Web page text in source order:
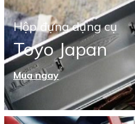
Hộp đựng dụng cụ
Toyo Japan
Mua ngay